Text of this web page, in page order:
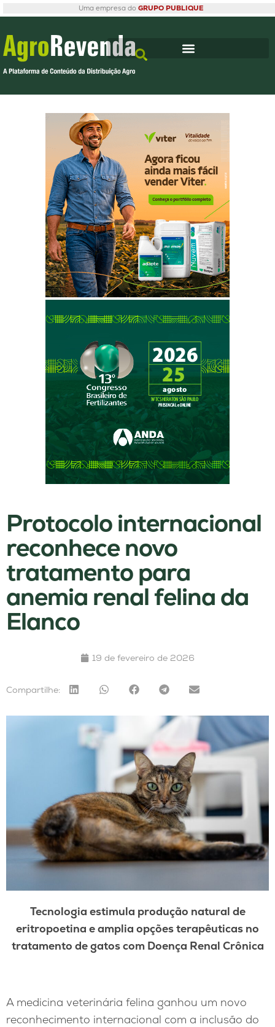
Uma empresa do GRUPO PUBLIQUE
Protocolo internacional
reconhece novo
tratamento para
anemia renal felina da
Elanco
19 de fevereiro de 2026
Compartilhe:
Tecnologia estimula produção natural de
eritropoetina e amplia opções terapêuticas no
tratamento de gatos com Doença Renal Crônica
A medicina veterinária felina ganhou um novo
reconhecimento internacional com a inclusão do